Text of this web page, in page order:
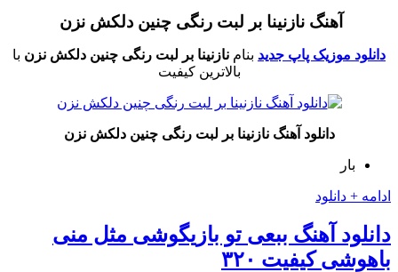
آهنگ نازنینا بر لبت رنگی چنین دلکش نزن
دانلود موزیک پاپ جدید بنام نازنینا بر لبت رنگی چنین دلکش نزن با
بالاترین کیفیت
دانلود آهنگ نازنینا بر لبت رنگی چنین دلکش نزن
بار
ادامه + دانلود
دانلود آهنگ ببعی تو بازیگوشی مثل منی
باهوشی کیفیت ۳۲۰